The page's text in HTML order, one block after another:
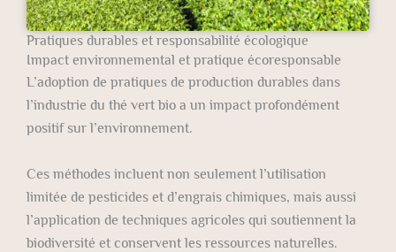
Pratiques durables et responsabilité écologique
Impact environnemental et pratique écoresponsable
L’adoption de pratiques de production durables dans
l’industrie du thé vert bio a un impact profondément
positif sur l’environnement.
Ces méthodes incluent non seulement l’utilisation
limitée de pesticides et d’engrais chimiques, mais aussi
l’application de techniques agricoles qui soutiennent la
biodiversité et conservent les ressources naturelles.